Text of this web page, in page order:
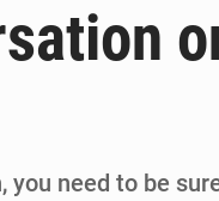
729 milliards FCFA pour contenir les prix des
sa montée à Podor, les autorités
need to be